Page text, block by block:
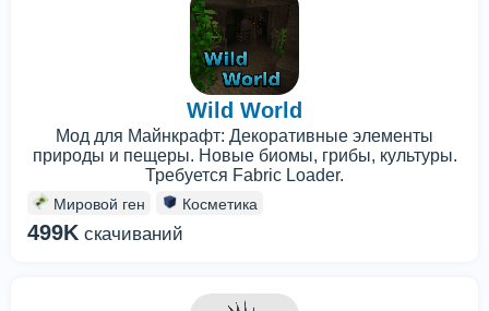
Wild World
Мод для Майнкрафт: Декоративные элементы
природы и пещеры. Новые биомы, грибы, культуры.
Требуется Fabric Loader.
Мировой ген Косметика
499K скачиваний